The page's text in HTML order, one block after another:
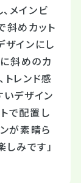
メインビ
斜めカット
ザインにし
に斜めのカ
レンド感
いデザイン
で配置し
が素晴ら
しみです」